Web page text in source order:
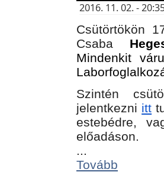
2016. 11. 02. -
Csütörtökön
Csaba
Mindenkit
Szintén
jelentkezni itt
estebédre,
előadáson.
...
Tovább